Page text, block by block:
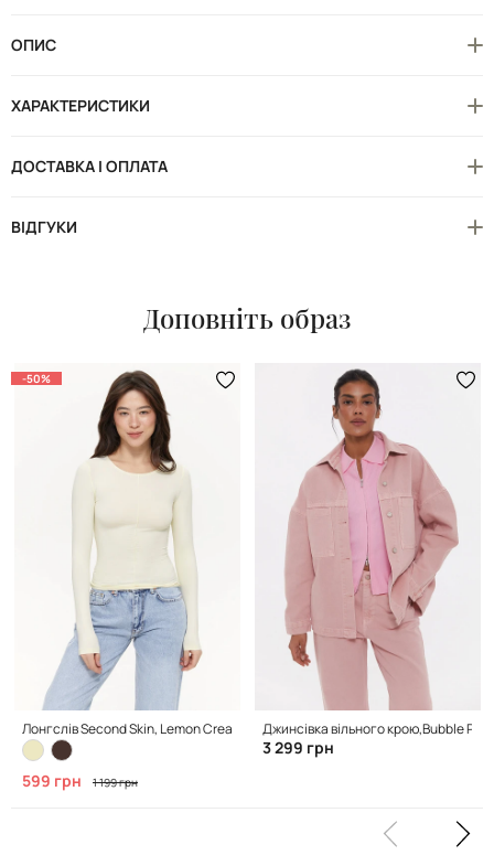
ОПИС
ХАРАКТЕРИСТИКИ
ДОСТАВКА І ОПЛАТА
ВІДГУКИ
Доповніть образ
-50%
Лонгслів Second Skin, Lemon Cream
599 грн 1 199 грн
Джинсівка вільного крою,Bubble Pink
3 299 грн